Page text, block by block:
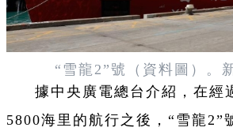
“雪龍2”號（資料圖）。
據中央廣電總台介紹，在經
5800海里的航行之後，“雪龍2”